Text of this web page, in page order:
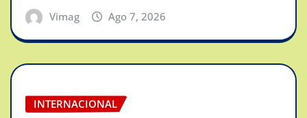
Vimag Ago 7, 2026
INTERNACIONAL